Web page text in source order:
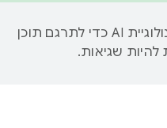
‫Google משתמשת בטכנולוגיית AI כדי לתרגם תוכן
שגיאות.